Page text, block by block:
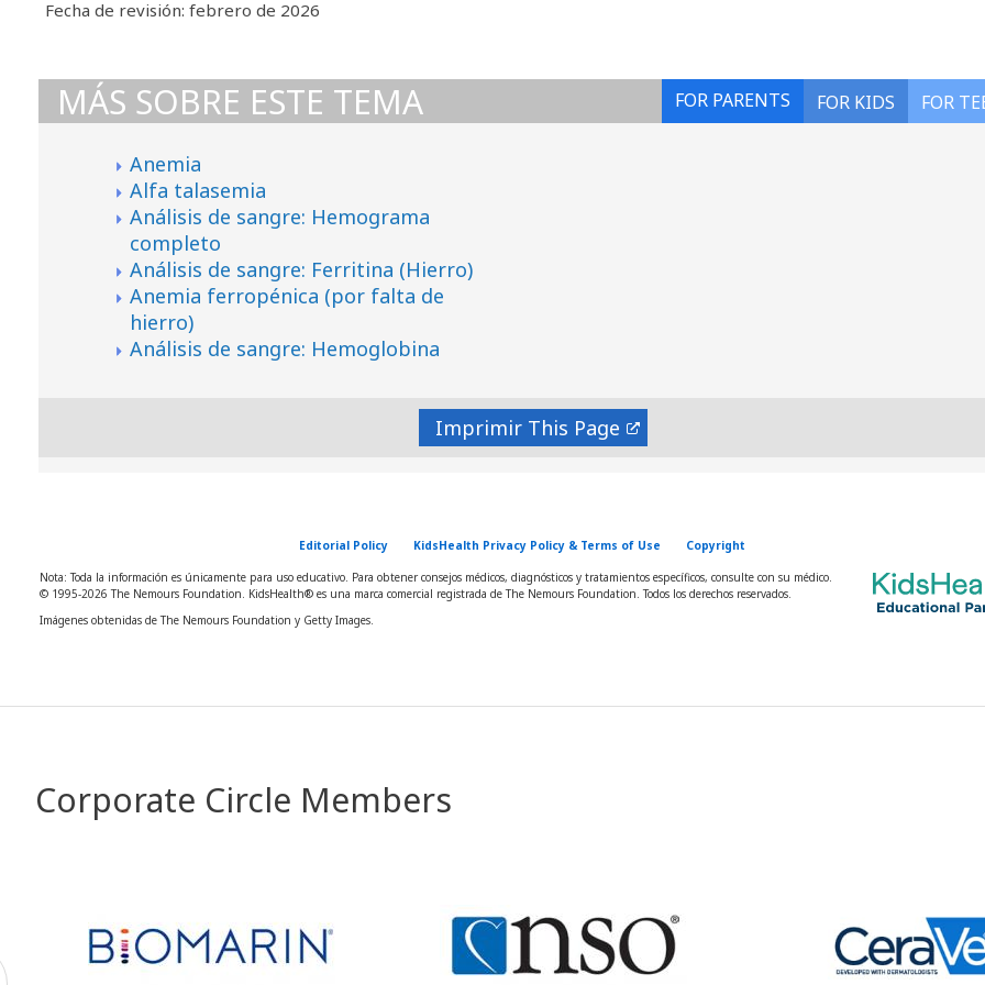
Fecha de revisión: febrero de 2026
FOR
FOR KIDS
FOR PARENTS
MÁS SOBRE ESTE TEMA
Anemia
Alfa talasemia
Análisis de sangre: Hemograma
completo
Análisis de sangre: Ferritina (Hierro)
Anemia ferropénica (por falta de
hierro)
Análisis de sangre: Hemoglobina
Imprimir
Editorial Policy KidsHealth Privacy Policy & Terms of Use Copyright
Nota: Toda la información es únicamente para uso educativo. Para obtener consejos médicos, diagnósticos y tratamientos específicos, consulte con su médico.
© 1995-2026 The Nemours Foundation. KidsHealth® es una marca comercial registrada de The Nemours Foundation. Todos los derechos reservados.
Imágenes obtenidas de The Nemours Foundation y Getty Images.
Corporate Circle Members